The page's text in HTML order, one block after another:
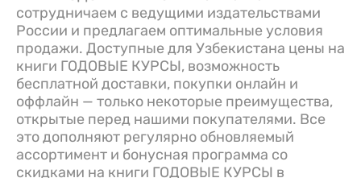
сотрудничаем с ведущими издательствами
России и предлагаем оптимальные условия
продажи. Доступные для Узбекистана цены на
книги ГОДОВЫЕ КУРСЫ, возможность
бесплатной доставки, покупки онлайн и
оффлайн — только некоторые преимущества,
открытые перед нашими покупателями. Все
это дополняют регулярно обновляемый
ассортимент и бонусная программа со
скидками на книги ГОДОВЫЕ КУРСЫ в